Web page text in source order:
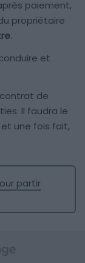
paiement,
propriétaire
.
et
de
Il faudra le
une fois fait,
partir